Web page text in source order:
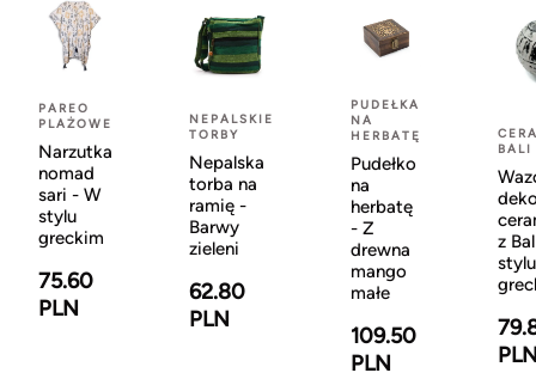
PAREO
PLAŻOWE
Narzutka
nomad
sari - W
stylu
greckim
75.60
PLN
NEPALSKIE
TORBY
Nepalska
torba na
ramię -
Barwy
zieleni
62.80
PLN
PUDEŁKA
NA
HERBATĘ
Pudełko
na
herbatę
- Z
drewna
mango
małe
109.50
PLN
BALI
z
stylu